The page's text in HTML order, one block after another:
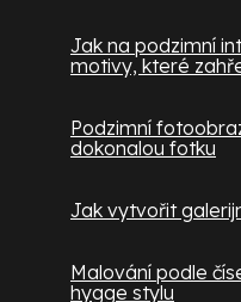
Jak na podzimní
motivy, které
Podzimní
dokonalou fotku
Jak vytvořit
Malování podle
hygge stylu